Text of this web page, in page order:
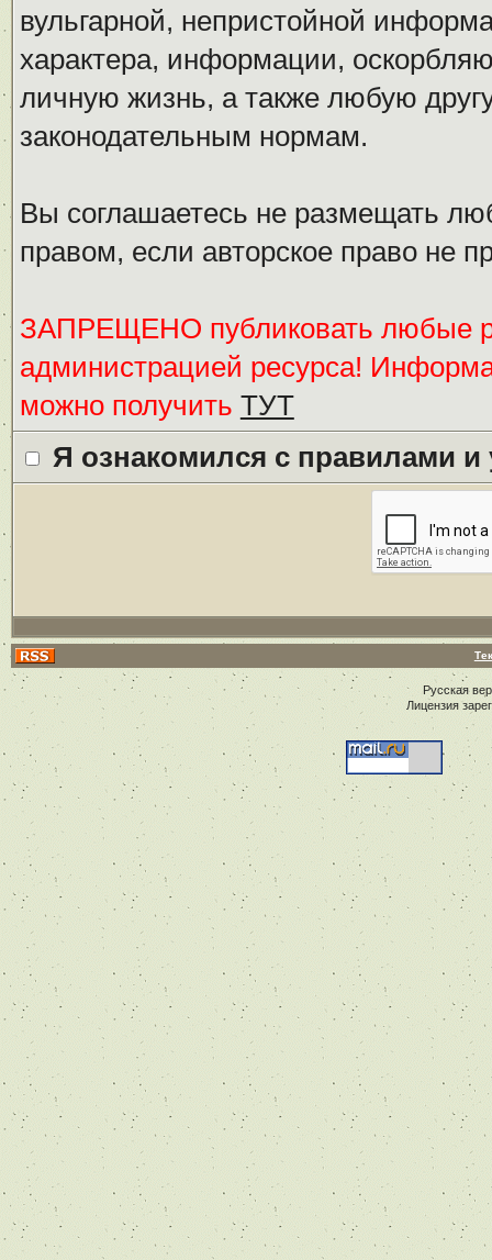
вульгарной, непристойной
характера, информации,
личную жизнь, а также любую
законодательным нормам.
Вы соглашаетесь не размещать
правом, если авторское право не
ЗАПРЕЩЕНО публиковать любые
администрацией ресурса!
можно получить ТУТ
Я ознакомился с правилами
Русская
Лицензия